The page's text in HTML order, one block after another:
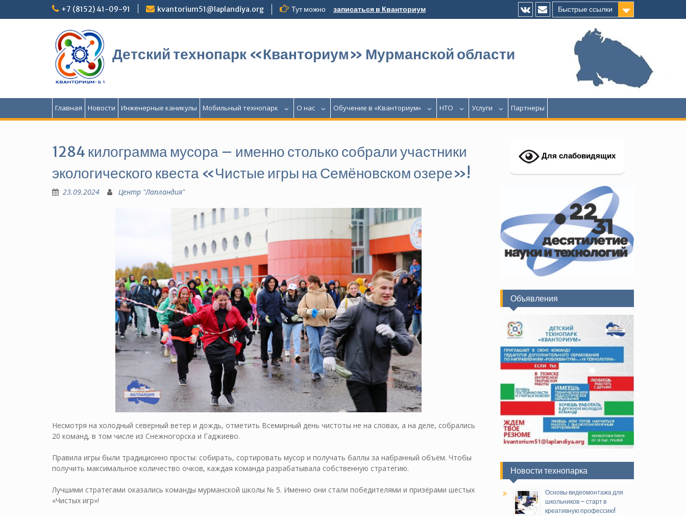
+7 (8152) 41-09-91 kvantorium51@laplandiya.org Тут можно записаться в Кванториум
Быстрые ссылки
Детский технопарк «Кванториум» Мурманской области
Главная Новости Инженерные каникулы Мобильный технопарк О нас Обучение в «Кванториум» НТО Услуги Партнеры
1284 килограмма мусора – именно столько собрали участники
экологического квеста «Чистые игры на Семёновском озере»!
23.09.2024 Центр "Лапландия"
Несмотря на холодный северный ветер и дождь, отметить Всемирный день чистоты не на словах, а на деле, собрались
20 команд, в том числе из Снежногорска и Гаджиево.
Правила игры были традиционно просты: собирать, сортировать мусор и получать баллы за набранный объём. Чтобы
получить максимальное количество очков, каждая команда разрабатывала собственную стратегию.
Лучшими стратегами оказались команды мурманской школы № 5. Именно они стали победителями и призёрами шестых
«Чистых игр»!
Для слабовидящих
Объявления
Новости технопарка
Основы видеомонтажа для
школьников – старт в
креативную профессию!